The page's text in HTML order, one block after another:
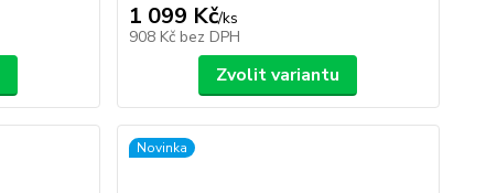
1 099 Kč/ks
908 Kč bez DPH
Zvolit variantu
Novinka